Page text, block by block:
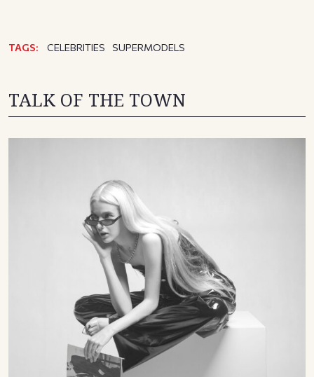
TAGS: CELEBRITIES SUPERMODELS
TALK OF THE TOWN